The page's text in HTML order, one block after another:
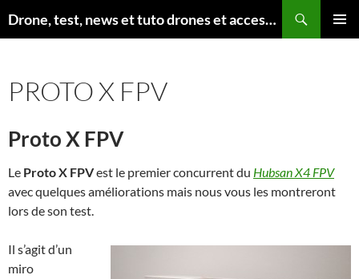
au
Drone, test, news et tuto drones et accessoires
PROTO X FPV
Proto X FPV
Le Proto X FPVest le premier concurrent du Hubsan X4 FPV
avec quelques améliorations mais nous vous les montreront
lors de son test.
Il s’agit d’un
miro